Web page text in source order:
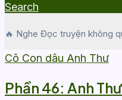
Search
🔥 Nghe Đọc truyện không
Cô Con dâu Anh Thư
Phần 46: Anh